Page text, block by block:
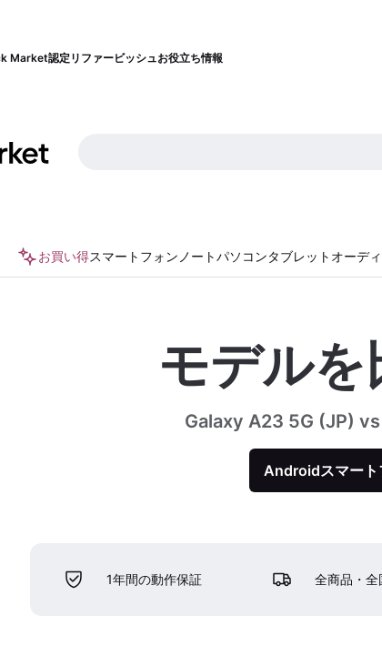
Market認定リファービッシュお役立ち情報
お買い得スマートフォン ノートパソコンタブレット オーデ
モデルを
Galaxy A23 5G (JP)
Androidスマート
1年間の動作保証 全商品・